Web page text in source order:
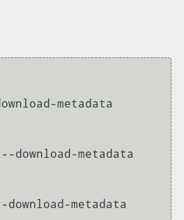
metadata
metadata
metadata